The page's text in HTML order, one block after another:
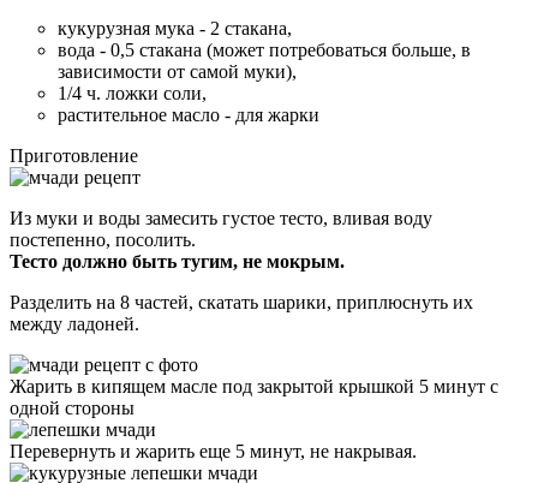
кукурузная мука - 2 стакана,
вода - 0,5 стакана (может потребоваться больше, в
зависимости от самой муки),
1/4 ч. ложки соли,
растительное масло - для жарки
Приготовление
Из муки и воды замесить густое тесто, вливая воду
постепенно, посолить.
Тесто должно быть тугим, не мокрым.
Разделить на 8 частей, скатать шарики, приплюснуть их
между ладоней.
Жарить в кипящем масле под закрытой крышкой 5 минут с
одной стороны
Перевернуть и жарить еще 5 минут, не накрывая.